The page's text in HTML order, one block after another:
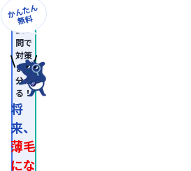
かんたん
無料
10
問で
対策
まで
分か
る！
将
来、
薄毛
にな